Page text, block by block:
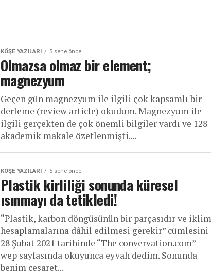
KÖŞE YAZILARI 5 sene önce
Olmazsa olmaz bir element;
magnezyum
Geçen gün magnezyum ile ilgili çok kapsamlı bir
derleme (review article) okudum. Magnezyum ile
ilgili gerçekten de çok önemli bilgiler vardı ve 128
akademik makale özetlenmişti....
KÖŞE YAZILARI 5 sene önce
Plastik kirliliği sonunda küresel
ısınmayı da tetikledi!
“Plastik, karbon döngüsünün bir parçasıdır ve iklim
hesaplamalarına dâhil edilmesi gerekir” cümlesini
28 Şubat 2021 tarihinde “The convervation.com”
wep sayfasında okuyunca eyvah dedim. Sonunda
benim cesaret...